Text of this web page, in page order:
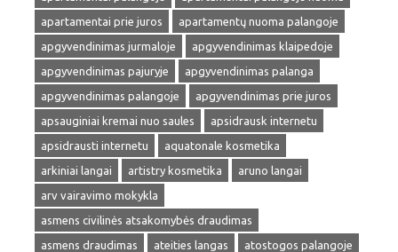
apartamentai prie juros
apartamentų nuoma palangoje
apgyvendinimas jurmaloje
apgyvendinimas klaipedoje
apgyvendinimas pajuryje
apgyvendinimas palanga
apgyvendinimas palangoje
apgyvendinimas prie juros
apsauginiai kremai nuo saules
apsidrausk internetu
apsidrausti internetu
aquatonale kosmetika
arkiniai langai
artistry kosmetika
aruno langai
arv vairavimo mokykla
asmens civilinės atsakomybės draudimas
asmens draudimas
ateities langas
atostogos palangoje